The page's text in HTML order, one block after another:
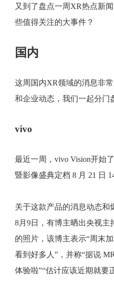
又到了盘点一周XR热点新
些值得关注的大事件？
国内
这周国内XR领域的消息非
和企业动态，我们一起分门
vivo
最近一周，vivo Vision开始
暨影像盛典定档 8 月 21 日
关于这款产品的消息动态和
8月9日，有博主晒出央视主
的照片，该博主表示“周末
看到好多人”，并称“据说
体验啦”“估计应该近期就要